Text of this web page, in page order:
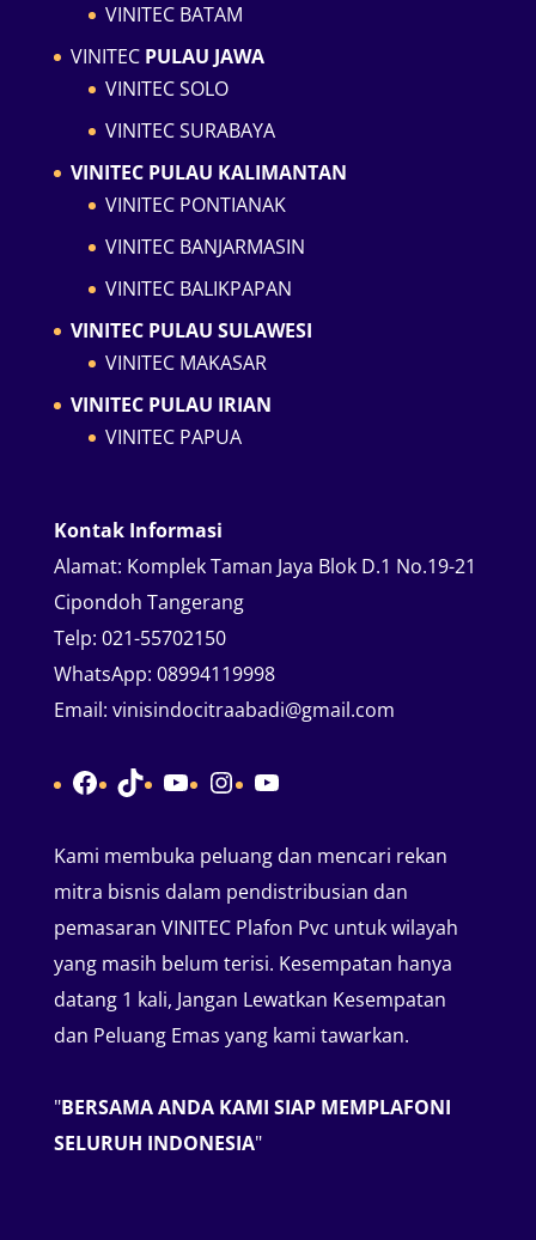
VINITEC BATAM
VINITEC PULAU JAWA
VINITEC SOLO
VINITEC SURABAYA
VINITEC PULAU KALIMANTAN
VINITEC PONTIANAK
VINITEC BANJARMASIN
VINITEC BALIKPAPAN
VINITEC PULAU SULAWESI
VINITEC MAKASAR
VINITEC PULAU IRIAN
VINITEC PAPUA
Kontak Informasi
Alamat: Komplek Taman Jaya Blok D.1 No.19-21
Cipondoh Tangerang
Telp: 021-55702150
WhatsApp: 08994119998
Email: vinisindocitraabadi@gmail.com
Facebook
TikTokYouTube
Instagram
YouTube
Kami membuka peluang dan mencari rekan
mitra bisnis dalam pendistribusian dan
pemasaran VINITEC Plafon Pvc untuk wilayah
yang masih belum terisi. Kesempatan hanya
datang 1 kali, Jangan Lewatkan Kesempatan
dan Peluang Emas yang kami tawarkan.
"BERSAMA ANDA KAMI SIAP MEMPLAFONI
SELURUH INDONESIA"